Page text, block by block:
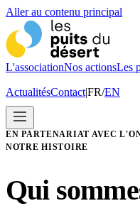
Aller au contenu principal
L'associationNos actionsLes
ActualitésContact|FR/EN
EN PARTENARIAT AVEC
NOTRE HISTOIRE
Qui